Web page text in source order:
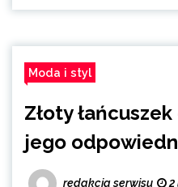
Moda i styl
Złoty
jego
redakcja serwisu 2